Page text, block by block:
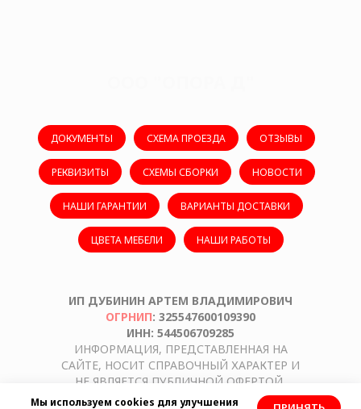
ДОКУМЕНТЫ СХЕМА ПРОЕЗДА ОТЗЫВЫ
РЕКВИЗИТЫ СХЕМЫ СБОРКИ НОВОСТИ
НАШИ ГАРАНТИИ ВАРИАНТЫ ДОСТАВКИ
ЦВЕТА МЕБЕЛИ НАШИ РАБОТЫ
ИП ДУБИНИН АРТЕМ ВЛАДИМИРОВИЧ
ОГРНИП: 325547600109390
ИНН: 544506709285
ИНФОРМАЦИЯ, ПРЕДСТАВЛЕННАЯ НА
САЙТЕ, НОСИТ СПРАВОЧНЫЙ ХАРАКТЕР И
НЕ ЯВЛЯЕТСЯ ПУБЛИЧНОЙ ОФЕРТОЙ,
ОПРЕДЕЛЯЕМОЙ ПОЛОЖЕНИЯМИ СТАТЬИ
Мы используем cookies для улучшения